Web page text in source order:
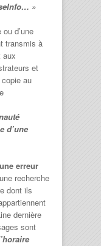
»
d’une
transmis à
aux
et
au
d’une
erreur
recherche
dont ils
dernière
sont